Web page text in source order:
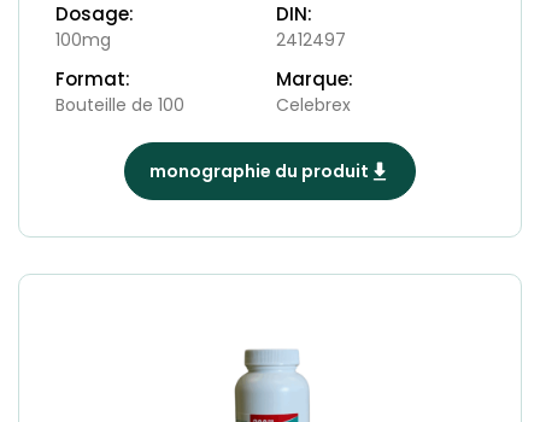
Dosage:
100mg
DIN:
2412497
Format:
Bouteille de 100
Marque:
Celebrex
monographie du produit